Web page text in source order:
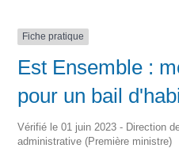
Fiche pratique
Est Ensemble :
pour un bail
Vérifié le 01 juin 2023 - Direction
administrative (Première ministre)